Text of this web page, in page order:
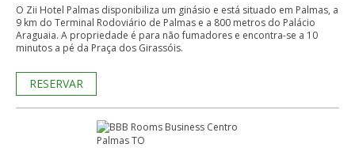
O Zii Hotel Palmas disponibiliza um ginásio e está situado em Palmas, a
9 km do Terminal Rodoviário de Palmas e a 800 metros do Palácio
Araguaia. A propriedade é para não fumadores e encontra-se a 10
minutos a pé da Praça dos Girassóis.
RESERVAR